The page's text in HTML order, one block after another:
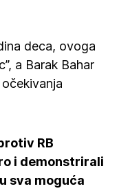
deca, ovoga
a Barak Bahar
RB
i demonstrirali
sva moguća